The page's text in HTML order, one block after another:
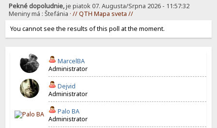
Pekné dopoludnie,je piatok 07. Augusta/Srpna 2026 - 11:57:32
Meniny má : Štefánia · // QTH Mapa sveta //
You cannot see the results of this poll at the moment.
MarcelBA
Administrator
Dejvid
Administrator
Palo BA
Administrator